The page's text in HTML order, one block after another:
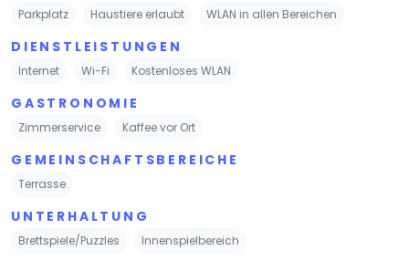
Parkplatz Haustiere erlaubt WLAN in allen Bereichen
DIENSTLEISTUNGEN
Internet Wi-Fi Kostenloses WLAN
GASTRONOMIE
Zimmerservice Kaffee vor Ort
GEMEINSCHAFTSBEREICHE
Terrasse
UNTERHALTUNG
Brettspiele/Puzzles Innenspielbereich